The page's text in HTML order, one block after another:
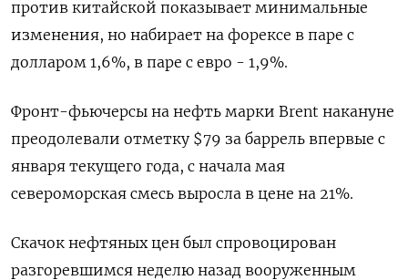
против китайской показывает минимальные
изменения, но набирает на форексе в паре с
долларом 1,6%, в паре с евро - 1,9%.
Фронт-фьючерсы на нефть марки Brent накануне
преодолевали отметку $79 за баррель впервые с
января текущего года, с начала мая
североморская смесь выросла в цене на 21%.
Скачок нефтяных цен был спровоцирован
разгоревшимся неделю назад вооруженным